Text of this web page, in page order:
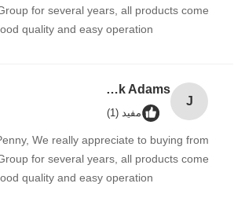
for several years, all products come
quality and easy operation.
J
Jack Adams
مفید (1)
We really appreciate to buying from
for several years, all products come
quality and easy operation.